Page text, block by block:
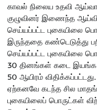
காவல் நிலைய உதவி
குழுவினர் இணைந்த
செய்யப்பட்ட புகையிலை
இருந்ததை கண்டெடுத்து
செய்யப்பட்ட புகையிலை
30 தினங்கள் கடை இயங்க
50 ஆயிரம்
ஏற்கனவே கடந்த சில
புகையிலைப் பொருட்கள்